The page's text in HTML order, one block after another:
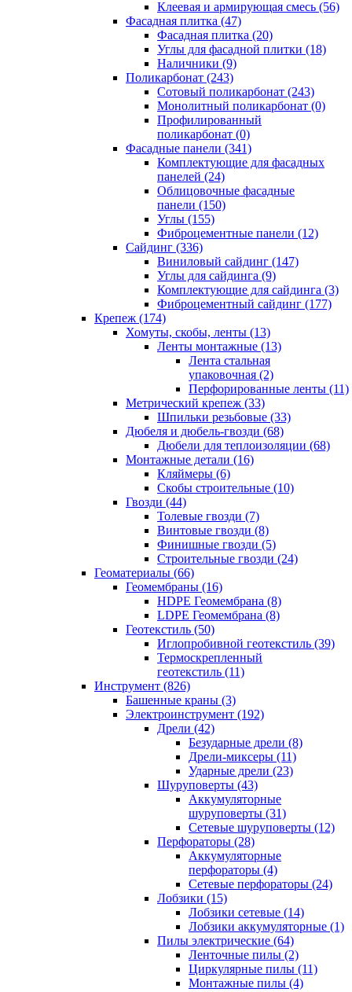
Клеевая и армирующая смесь (56)
Фасадная плитка (47)
Фасадная плитка (20)
Углы для фасадной плитки (18)
Наличники (9)
Поликарбонат (243)
Сотовый поликарбонат (243)
Монолитный поликарбонат (0)
Профилированный
поликарбонат (0)
Фасадные панели (341)
Комплектующие для фасадных
панелей (24)
Облицовочные фасадные
панели (150)
Углы (155)
Фиброцементные панели (12)
Сайдинг (336)
Виниловый сайдинг (147)
Углы для сайдинга (9)
Комплектующие для сайдинга (3)
Фиброцементный сайдинг (177)
Крепеж (174)
Хомуты, скобы, ленты (13)
Ленты монтажные (13)
Лента стальная
упаковочная (2)
Перфорированные ленты (11)
Метрический крепеж (33)
Шпильки резьбовые (33)
Дюбеля и дюбель-гвозди (68)
Дюбели для теплоизоляции (68)
Монтажные детали (16)
Кляймеры (6)
Скобы строительные (10)
Гвозди (44)
Толевые гвозди (7)
Винтовые гвозди (8)
Финишные гвозди (5)
Строительные гвозди (24)
Геоматериалы (66)
Геомембраны (16)
HDPE Геомембрана (8)
LDPE Геомембрана (8)
Геотекстиль (50)
Иглопробивной геотекстиль (39)
Термоскрепленный
геотекстиль (11)
Инструмент (826)
Башенные краны (3)
Электроинструмент (192)
Дрели (42)
Безударные дрели (8)
Дрели-миксеры (11)
Ударные дрели (23)
Шуруповерты (43)
Аккумуляторные
шуруповерты (31)
Сетевые шуруповерты (12)
Перфораторы (28)
Аккумуляторные
перфораторы (4)
Сетевые перфораторы (24)
Лобзики (15)
Лобзики сетевые (14)
Лобзики аккумуляторные (1)
Пилы электрические (64)
Ленточные пилы (2)
Циркулярные пилы (11)
Монтажные пилы (4)